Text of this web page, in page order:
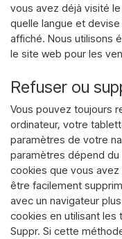
vous avez déjà visité
quelle langue et
affiché. Nous utilisons
le site web pour les
Refuser ou
Vous pouvez toujours
ordinateur, votre
paramètres de votre
paramètres dépend
cookies que vous
être facilement
avec un navigateur
cookies en utilisant les
Suppr. Si cette